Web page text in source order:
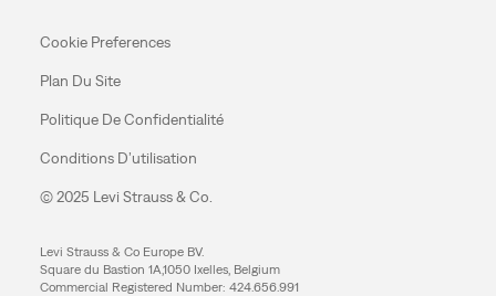
Cookie Preferences
Plan Du Site
Politique De Confidentialité
Conditions D’utilisation
© 2025 Levi Strauss & Co.
Levi Strauss & Co Europe BV.
Square du Bastion 1A,1050 Ixelles, Belgium
Commercial Registered Number: 424.656.991